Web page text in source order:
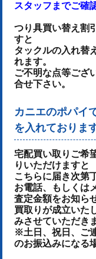
スタッフまでご確
つり具買い替え割
すと
タックルの入れ替
れます。
ご不明な点等ござ
合せ下さい。
カニエのポパイ
を入れております
宅配買い取りご希
りいただけますと
こちらに届き次第
お電話、もしくは
査定金額をお知ら
買取りが成立いた
みさせていただき
※土日、祝日、ご
のお振込みになる